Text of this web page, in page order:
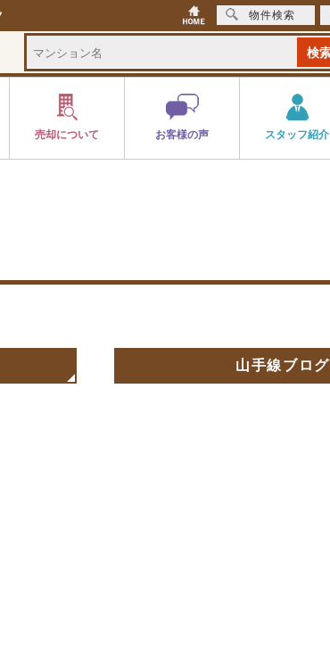
売却について お客様の声 スタッフ紹介
山手線ブログ
物件検索